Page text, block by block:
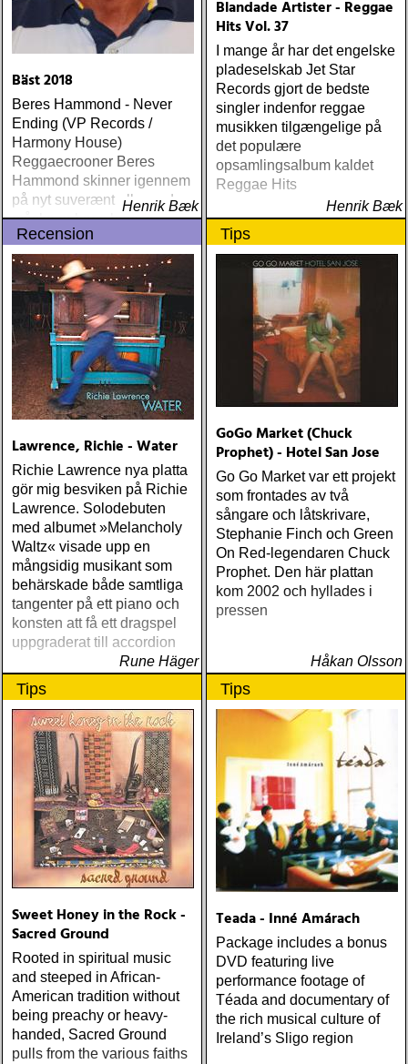
(tapete) ÅRETS
SUPERGRUPP: monsters
of folk : monsters of folk
(rough trade) ÅRETS T-
BONE BURNETT:
moonalice : moonalice (a
minor label) ÅRETS
STÖRSTA, VÄRSTA,
TYNGSTA & DYRASTE:
neil young : archives
(reprise) ÅRETS GRAM &
EMMYLOU: sugarcane
jane : sugarcane jane
(admiral bean) ÅRETS FAB
FOUR: the beatles : mono
& stereo box (apple)
ÅRETS LIVE-DOKUMENT:
tom petty & the
heartbreakers : the live
anthology (reprise) ÅRETS
STUDIOÄSS: works
wpa (wpa records) ÅRETS
CÉLINE DION: zachary
richard : last kiss (artist
garage)
Bäst 2018
Beres Hammond - Never
Ending (VP Records /
Harmony House)
Reggaecrooner Beres
Hammond skinner igennem
på nyt suverænt album, der
måske er hans bedste
gennem tiderne
Henrik Bæk
Blandade Artister - Reggae
Hits Vol. 37
I mange år har det engelske
pladeselskab Jet Star
Records gjort de bedste
singler indenfor reggae
musikken tilgængelige på
det populære
opsamlingsalbum kaldet
Reggae Hits
Henrik Bæk
Recension
Lawrence, Richie - Water
Richie Lawrence nya platta
gör mig besviken på Richie
Lawrence. Solodebuten
med albumet »Melancholy
Waltz« visade upp en
mångsidig musikant som
behärskade både samtliga
tangenter på ett piano och
konsten att få ett dragspel
uppgraderat till accordion
Rune Häger
Tips
GoGo Market (Chuck
Prophet) - Hotel San Jose
Go Go Market var ett projekt
som frontades av två
sångare och låtskrivare,
Stephanie Finch och Green
On Red-legendaren Chuck
Prophet. Den här plattan
kom 2002 och hyllades i
pressen
Håkan Olsson
Tips
Sweet Honey in the Rock -
Sacred Ground
Rooted in spiritual music
and steeped in African-
American tradition without
being preachy or heavy-
handed, Sacred Ground
pulls from the various faiths
Tips
Teada - Inné Amárach
Package includes a bonus
DVD featuring live
performance footage of
Téada and documentary of
the rich musical culture of
Ireland’s Sligo region